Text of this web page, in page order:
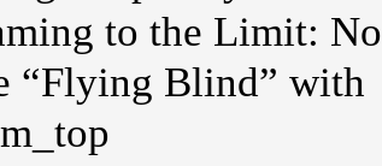
to the Limit: No
“Flying Blind” with